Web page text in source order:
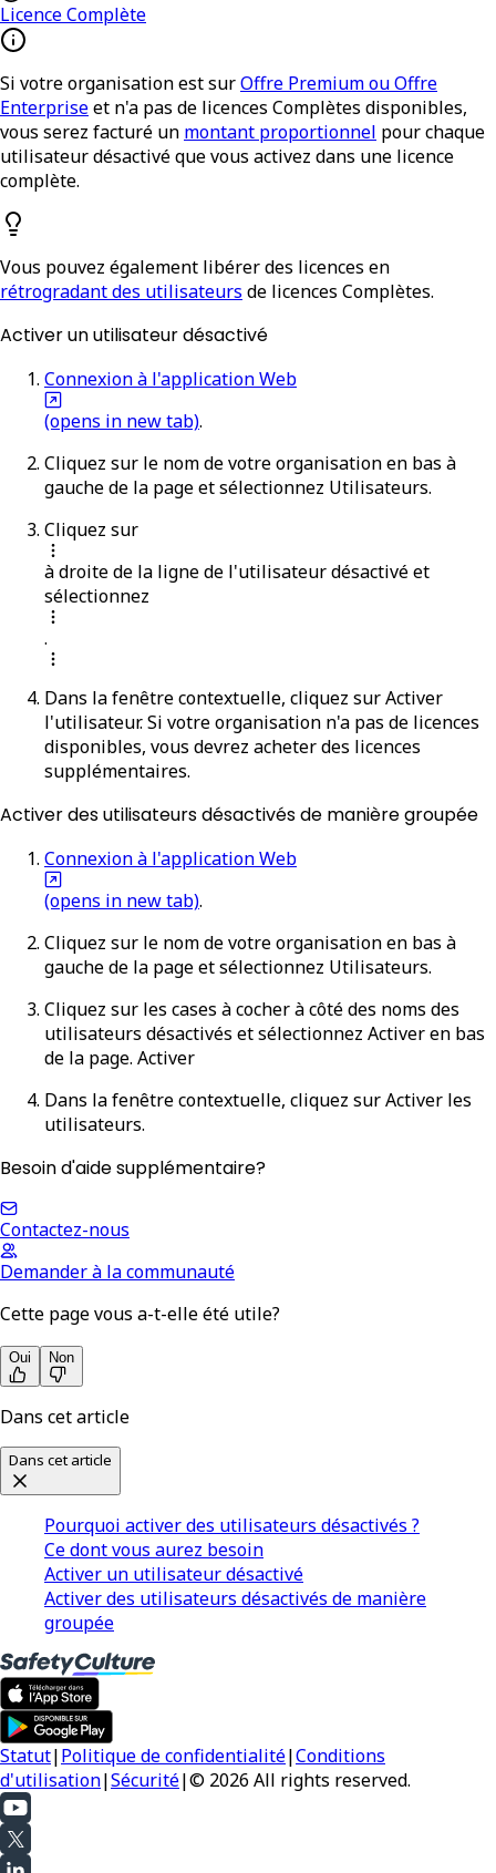
Licence Complète
Si votre organisation est surOffre Premium ou Offre
Enterpriseet n'a pas de licences Complètes disponibles,
vous serez facturé un montant proportionnel pour chaque
utilisateur désactivé que vous activez dans une licence
complète.
Vous pouvez également libérer des licences en
rétrogradant des utilisateurs de licences Complètes.
Activer un utilisateur désactivé
Connexion à l'application Web
(opens in new tab).
Cliquez sur le nom de votre organisation en bas à
gauche de la page et sélectionnez Utilisateurs.
Cliquez sur
à droite de la ligne de l'utilisateur désactivé et
sélectionnez
.
Dans la fenêtre contextuelle, cliquez surActiver
l'utilisateur. Si votre organisation n'a pas de licences
disponibles, vous devrez acheter des licences
supplémentaires.
Activer des utilisateurs désactivés de manière groupée
Connexion à l'application Web
(opens in new tab).
Cliquez sur le nom de votre organisation en bas à
gauche de la page et sélectionnez Utilisateurs.
Cliquez sur les cases à cocher à côté des noms des
utilisateurs désactivés et sélectionnez Activeren bas
de la page. Activer
Dans la fenêtre contextuelle, cliquez surActiver les
utilisateurs.
Besoin d'aide supplémentaire?
Contactez-nous
Demander à la communauté
Cette page vous a-t-elle été utile?
Oui Non
Dans cet article
Dans cet article
Pourquoi activer des utilisateurs désactivés ?
Ce dont vous aurez besoin
Activer un utilisateur désactivé
Activer des utilisateurs désactivés de manière
groupée
Statut|Politique de confidentialité|Conditions
d'utilisation|Sécurité|© 2026 All rights reserved.